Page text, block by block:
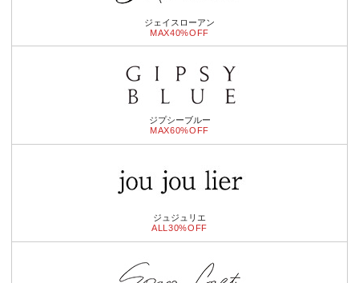
ジェイスローアン
MAX40%OFF
ジプシーブルー
MAX60%OFF
ジュジュリエ
ALL30%OFF